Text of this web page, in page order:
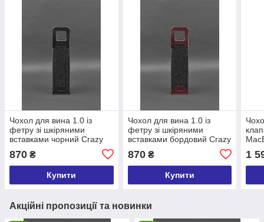
Чохол для вина 1.0 із
фетру зі шкіряними
вставками чорний Crazy
870 ₴
Купити
Чохол для вина 1.0 із
фетру зі шкіряними
вставками бордовий Crazy
870₴
Купити
1
Акційні пропозиції та новинки